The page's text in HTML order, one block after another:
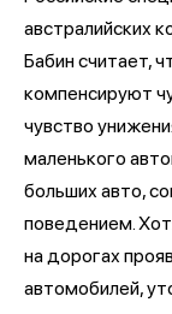
австралийских
Бабин считает,
компенсируют
чувство
маленького
больших авто,
поведением.
на дорогах
автомобилей,